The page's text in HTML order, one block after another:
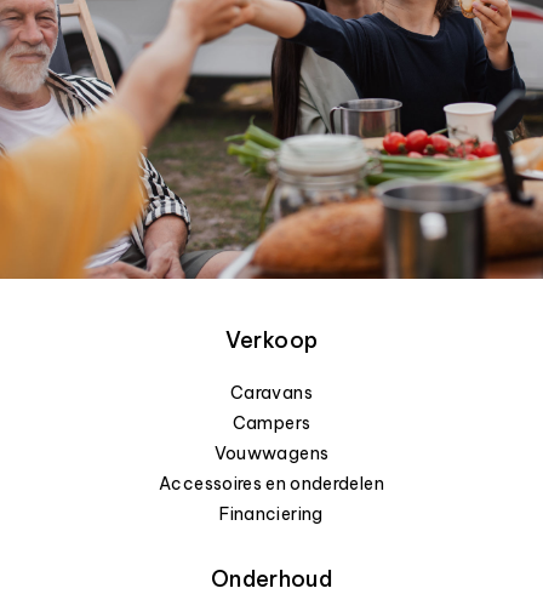
Verkoop
Caravans
Campers
Vouwwagens
Accessoires en onderdelen
Financiering
Onderhoud